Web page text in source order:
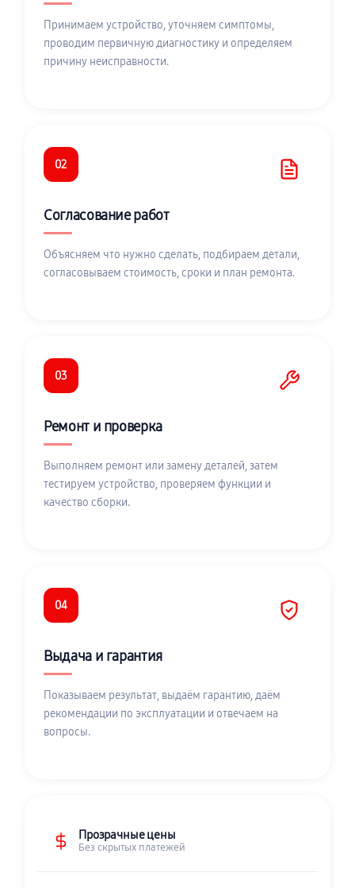
Принимаем устройство, уточняем симптомы,
проводим первичную диагностику и определяем
причину неисправности.
02
Согласование работ
Объясняем что нужно сделать, подбираем детали,
согласовываем стоимость, сроки и план ремонта.
03
Ремонт и проверка
Выполняем ремонт или замену деталей, затем
тестируем устройство, проверяем функции и
качество сборки.
04
Выдача и гарантия
Показываем результат, выдаём гарантию, даём
рекомендации по эксплуатации и отвечаем на
вопросы.
Прозрачные цены
Без скрытых платежей